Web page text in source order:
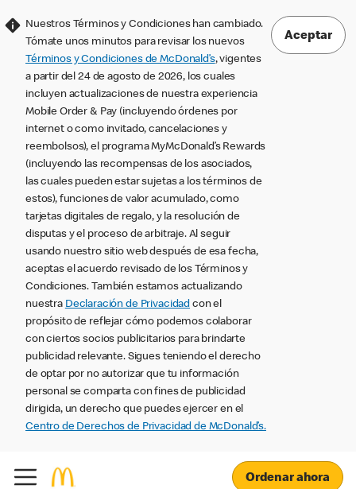
Nuestros Términos y Condiciones han cambiado.
Tómate unos minutos para revisar los nuevos
Términos y Condiciones de McDonald’s, vigentes
a partir del 24 de agosto de 2026, los cuales
incluyen actualizaciones de nuestra experiencia
Mobile Order & Pay (incluyendo órdenes por
internet o como invitado, cancelaciones y
reembolsos), el programa MyMcDonald’s Rewards
(incluyendo las recompensas de los asociados,
las cuales pueden estar sujetas a los términos de
estos), funciones de valor acumulado, como
tarjetas digitales de regalo, y la resolución de
disputas y el proceso de arbitraje. Al seguir
usando nuestro sitio web después de esa fecha,
aceptas el acuerdo revisado de los Términos y
Condiciones. También estamos actualizando
nuestra Declaración de Privacidad con el
propósito de reflejar cómo podemos colaborar
con ciertos socios publicitarios para brindarte
publicidad relevante. Sigues teniendo el derecho
de optar por no autorizar que tu información
personal se comparta con fines de publicidad
dirigida, un derecho que puedes ejercer en el
Centro de Derechos de Privacidad de McDonald’s.
Aceptar
Ordenar ahora